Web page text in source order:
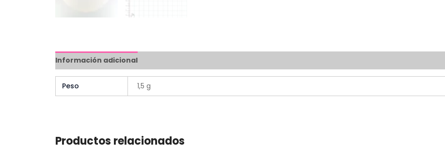
Información adicional
Peso 1,5 g
Productos relacionados